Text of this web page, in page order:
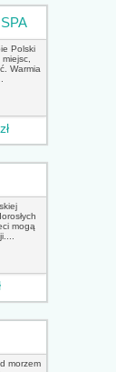
Polski
Warmia
zł
mogą
morzem